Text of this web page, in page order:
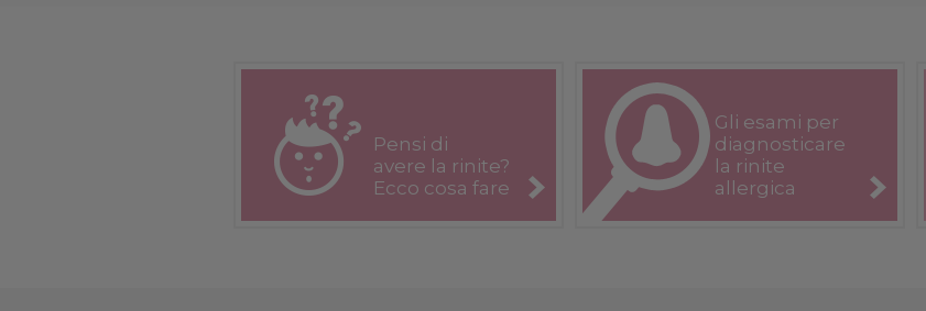
Pensi di
avere la rinite?
Ecco cosa fare
Gli esami per
diagnosticare
la rinite
allergica